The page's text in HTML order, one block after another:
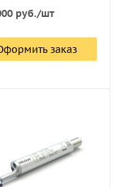
руб./шт
заказ